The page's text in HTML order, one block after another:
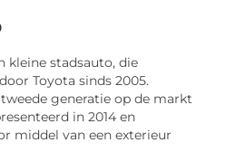
kleine stadsauto, die
Toyota sinds 2005.
generatie op de markt
in 2014 en
middel van een exterieur